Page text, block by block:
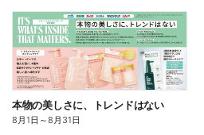
本物の美しさに、トレンドはない
8月1日 ～8月31日